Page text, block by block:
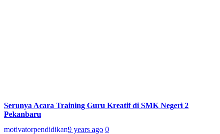
Serunya Acara Training Guru Kreatif di SMK Negeri 2
Pekanbaru
motivatorpendidikan9 years ago 0